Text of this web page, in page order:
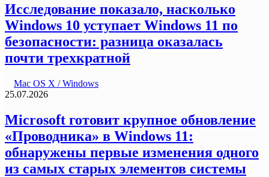
Исследование показало, насколько
Windows 10 уступает Windows 11 по
безопасности: разница оказалась
почти трехкратной
Mac OS X / Windows
25.07.2026
Microsoft готовит крупное обновление
«Проводника» в Windows 11:
обнаружены первые изменения одного
из самых старых элементов системы